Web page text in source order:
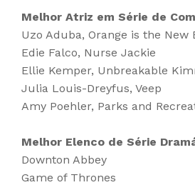
Melhor Atriz em Série de
Uzo Aduba, Orange is the New
Edie Falco, Nurse Jackie
Ellie Kemper, Unbreakable
Julia Louis-Dreyfus, Veep
Amy Poehler, Parks and
Melhor Elenco de Série
Downton Abbey
Game of Thrones